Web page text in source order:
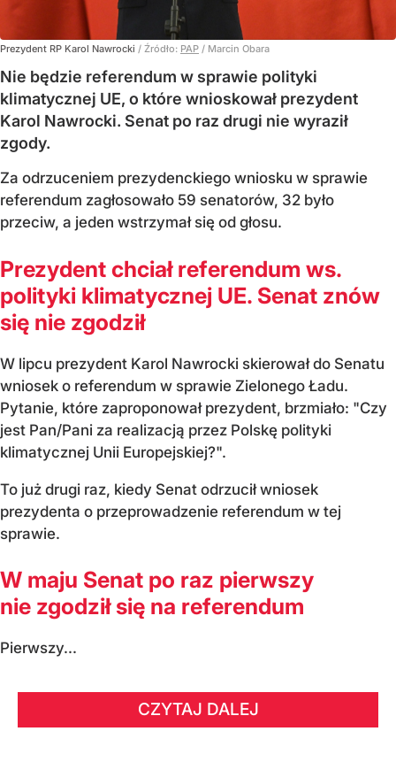
Prezydent RP Karol Nawrocki / Źródło: PAP / Marcin Obara
Nie będzie referendum w sprawie polityki
klimatycznej UE, o które wnioskował prezydent
Karol Nawrocki. Senat po raz drugi nie wyraził
zgody.
Za odrzuceniem prezydenckiego wniosku w sprawie
referendum zagłosowało 59 senatorów, 32 było
przeciw, a jeden wstrzymał się od głosu.
Prezydent chciał referendum ws.
polityki klimatycznej UE. Senat znów
się nie zgodził
W lipcu prezydent Karol Nawrocki skierował do Senatu
wniosek o referendum w sprawie Zielonego Ładu.
Pytanie, które zaproponował prezydent, brzmiało: "Czy
jest Pan/Pani za realizacją przez Polskę polityki
klimatycznej Unii Europejskiej?".
To już drugi raz, kiedy Senat odrzucił wniosek
prezydenta o przeprowadzenie referendum w tej
sprawie.
W maju Senat po raz pierwszy
nie zgodził się na referendum
Pierwszy...
CZYTAJ DALEJ